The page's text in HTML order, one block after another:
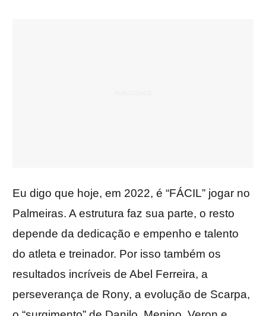
Eu digo que hoje, em 2022, é “FÁCIL” jogar no
Palmeiras. A estrutura faz sua parte, o resto
depende da dedicação e empenho e talento
do atleta e treinador. Por isso também os
resultados incríveis de Abel Ferreira, a
perseverança de Rony, a evolução de Scarpa,